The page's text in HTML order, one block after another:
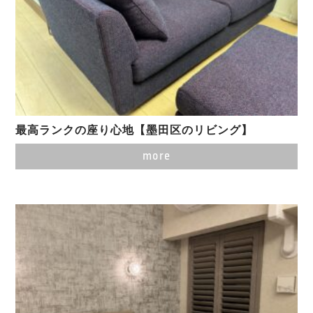
最高ランクの座り心地【墨田区のリビング】
more